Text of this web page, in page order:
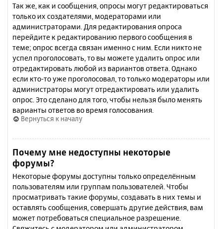
Так же, как и сообщения, опросы могут редактироваться
только их создателями, модераторами или
администраторами. Для редактирования опроса
перейдите к редактированию первого сообщения в
теме; опрос всегда связан именно с ним. Если никто не
успел проголосовать, то вы можете удалить опрос или
отредактировать любой из вариантов ответа. Однако
если кто-то уже проголосовал, то только модераторы или
администраторы могут отредактировать или удалить
опрос. Это сделано для того, чтобы нельзя было менять
варианты ответов во время голосования.
Вернуться к началу
Почему мне недоступны некоторые
форумы?
Некоторые форумы доступны только определённым
пользователям или группам пользователей. Чтобы
просматривать такие форумы, создавать в них темы и
оставлять сообщения, совершать другие действия, вам
может потребоваться специальное разрешение.